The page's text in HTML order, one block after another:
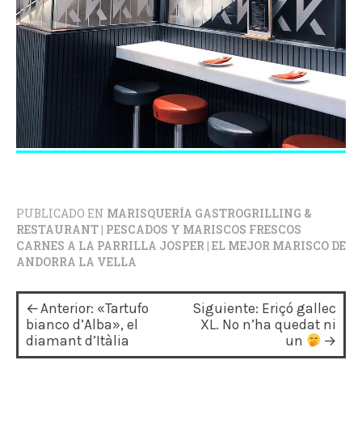
PUBLICADO EN MARISQUERÍA GASTROGRILLING &
RESTAURANT | PESCADOS Y MARISCOS FRESCOS
CARNES A LA PARRILLA JOSPER | EL MEJOR MARISCO DE
ANDORRA LA VELLA
N
a
v
Anterior: «Tartufo
bianco d’Alba», el
diamant d’Itàlia
Siguiente: Eriçó gallec
XL. No n’ha quedat ni
un